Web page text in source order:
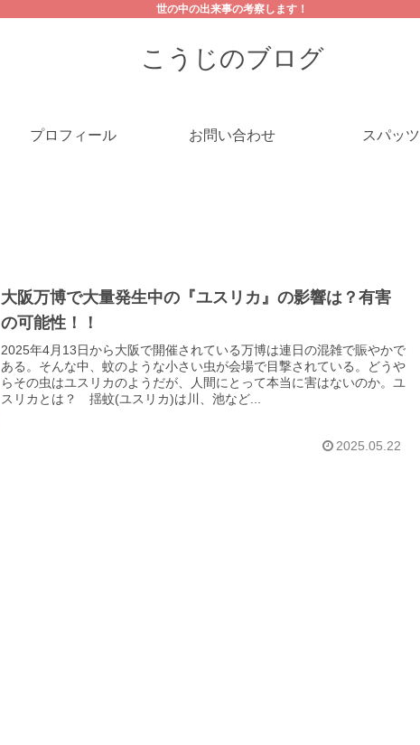
世の中の出来事の考察します！
こうじのブログ
プロフィール お問い合わせ スパッツ
大阪万博で大量発生中の『ユスリカ』の影響は？有害
の可能性！！
2025年4月13日から大阪で開催されている万博は連日の混雑で賑やかで
ある。そんな中、蚊のような小さい虫が会場で目撃されている。どうや
らその虫はユスリカのようだが、人間にとって本当に害はないのか。ユ
スリカとは？ 揺蚊(ユスリカ)は川、池など...
2025.05.22